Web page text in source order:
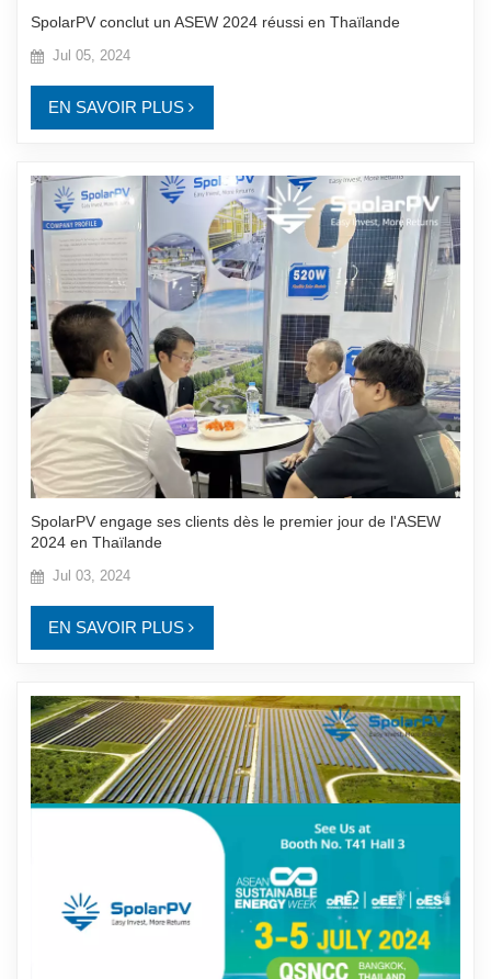
SpolarPV conclut un ASEW 2024 réussi en Thaïlande
Jul 05, 2024
EN SAVOIR PLUS
SpolarPV engage ses clients dès le premier jour de l'ASEW
2024 en Thaïlande
Jul 03, 2024
EN SAVOIR PLUS